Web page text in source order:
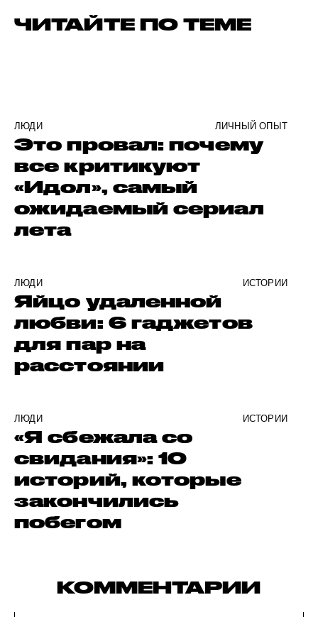
ЧИТАЙТЕ ПО ТЕМЕ
ЛЮДИ ЛИЧНЫЙ ОПЫТ
Это провал: почему
все критикуют
«Идол», самый
ожидаемый сериал
лета
ЛЮДИ ИСТОРИИ
Яйцо удаленной
любви: 6 гаджетов
для пар на
расстоянии
ЛЮДИ ИСТОРИИ
«Я сбежала со
свидания»: 10
историй, которые
закончились
побегом
КОММЕНТАРИИ